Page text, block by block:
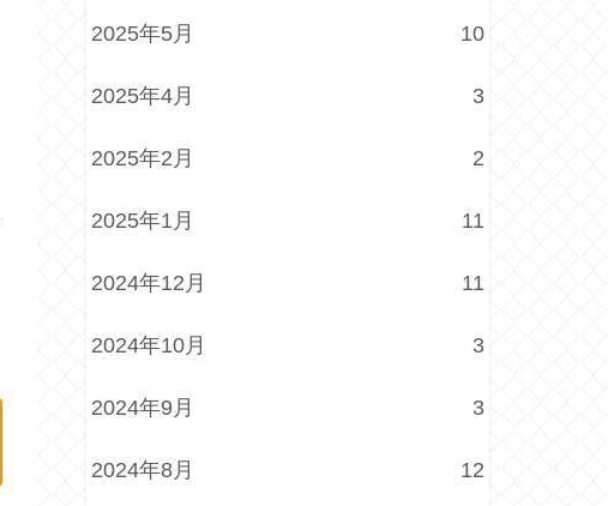
2025年5月 10
2025年4月 3
2025年2月 2
2025年1月 11
2024年12月 11
2024年10月 3
2024年9月 3
2024年8月 12